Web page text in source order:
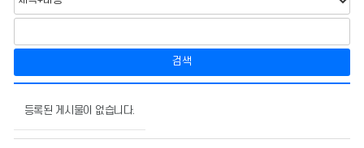
검색
내
등록된 게시물이 없습니다.